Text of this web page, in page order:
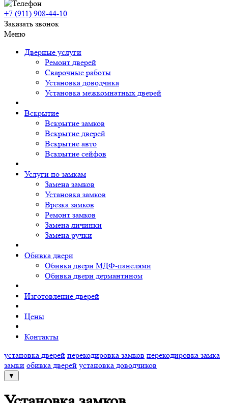
+7 (911) 908-44-10
Заказать звонок
Меню
Дверные услуги
Ремонт дверей
Сварочные работы
Установка доводчика
Установка межкомнатных дверей
Вскрытие
Вскрытие замков
Вскрытие дверей
Вскрытие авто
Вскрытие сейфов
Услуги по замкам
Замена замков
Установка замков
Врезка замков
Ремонт замков
Замена личинки
Замена ручки
Обивка двери
Обивка двери МДФ-панелями
Обивка двери дермантином
Изготовление дверей
Цены
Контакты
установка дверей перекодировка замков перекодировка замка
замки обивка дверей установка доводчиков
▼